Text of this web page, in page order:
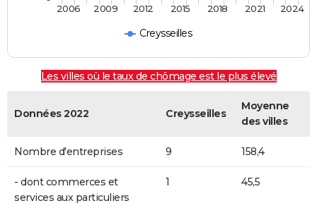
Creysseilles
2006 2009 2012 2015 2018 2021 2024
Les villes où le taux de chômage est le plus élevé
Données 2022 Creysseilles
Moyenne
des villes
Nombre d'entreprises 9 158,4
- dont commerces et
services aux particuliers
1 45,5